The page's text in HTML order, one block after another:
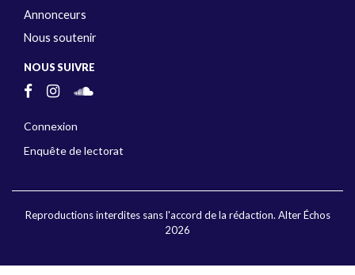
Annonceurs
Nous soutenir
NOUS SUIVRE
Connexion
Enquête de lectorat
Reproductions interdites sans l'accord de la rédaction. Alter Échos
2026